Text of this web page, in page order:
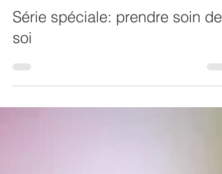
9 mai 2017
2 min de lecture
Série spéciale: prendre soin de
soi